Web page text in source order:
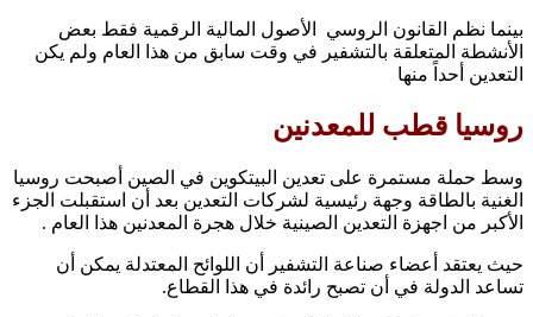
بينما نظم القانون الروسي الأصول المالية الرقمية فقط بعض
الأنشطة المتعلقة بالتشفير في وقت سابق من هذا العام ولم يكن
التعدين أحداً منها
روسيا قطب للمعدنين
وسط حملة مستمرة على تعدين البيتكوين في الصين أصبحت روسيا
الغنية بالطاقة وجهة رئيسية لشركات التعدين بعد أن استقبلت الجزء
الأكبر من اجهزة التعدين الصينية خلال هجرة المعدنين هذا العام .
حيث يعتقد أعضاء صناعة التشفير أن اللوائح المعتدلة يمكن أن
تساعد الدولة في أن تصبح رائدة في هذا القطاع.